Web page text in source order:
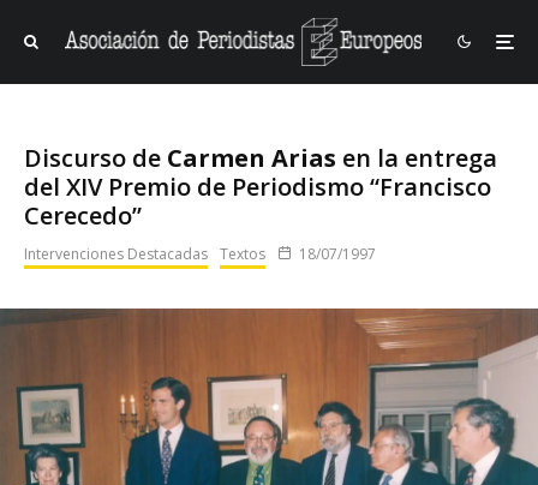
Discurso de Carmen Arias en la entrega
del XIV Premio de Periodismo “Francisco
Cerecedo”
Intervenciones Destacadas Textos 18/07/1997